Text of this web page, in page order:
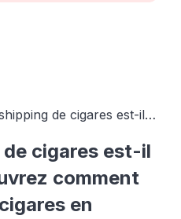
de cigares est-il
les cigares en
profits du commerce
cigares est-il
comment
en